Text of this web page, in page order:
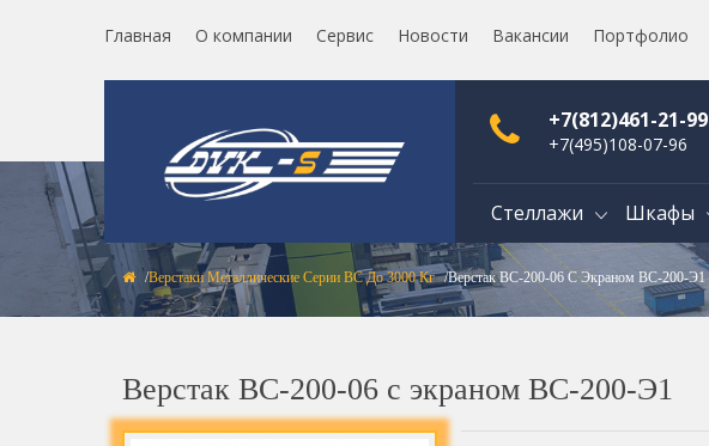
Главная О компании Сервис Новости Вакансии Портфолио
+7(812)461-21-99
+7(495)108-07-96
Стеллажи Шкафы
Верстаки Металлические Серии ВС До 3000 Кг Верстак ВС-200-06 С Экраном ВС-200-Э1
Верстак ВС-200-06 с экраном ВС-200-Э1